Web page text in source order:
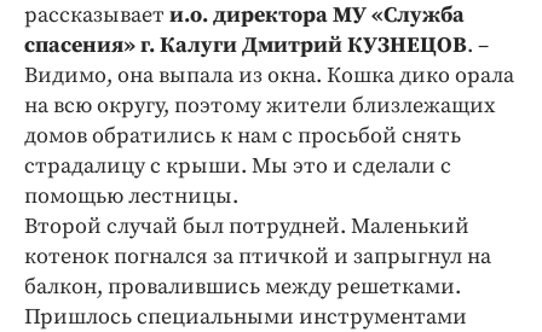
Общество
Погода
Праздники
Происшествия
Спорт
Экономика и бизнес
ПРОЕКТЫ
Блоги
рассказывает и.о. директора МУ «Служба
спасения» г. Калуги Дмитрий КУЗНЕЦОВ. –
Видимо, она выпала из окна. Кошка дико орала
на всю округу, поэтому жители близлежащих
домов обратились к нам с просьбой снять
страдалицу с крыши. Мы это и сделали с
помощью лестницы.
Второй случай был потрудней. Маленький
котенок погнался за птичкой и запрыгнул на
балкон, провалившись между решетками.
Пришлось специальными инструментами